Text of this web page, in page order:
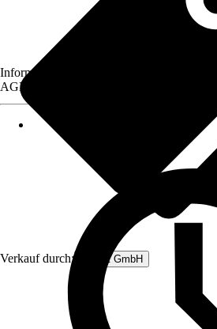
Verkauf durch: Rubart GmbH
Informationen des Verkäufers, wie z. B.
AGB, finden Sie bei Klick auf den